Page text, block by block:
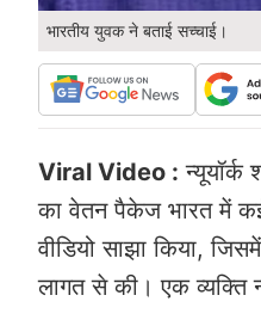
भारतीय युवक ने बताई सच्चाई।
Viral Video :
का वेतन पैकेज भारत में कई
वीडियो साझा किया,
लागत से की। एक व्यक्ति